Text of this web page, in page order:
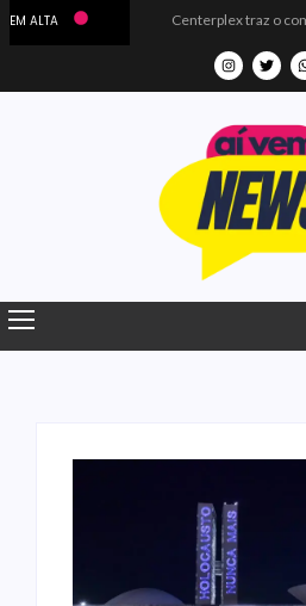
EM ALTA